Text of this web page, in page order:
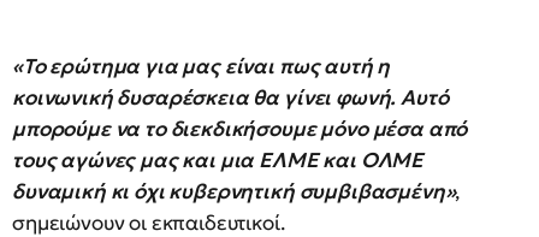
«Το ερώτημα για μας είναι πως αυτή η
κοινωνική δυσαρέσκεια θα γίνει φωνή. Αυτό
μπορούμε να το διεκδικήσουμε μόνο μέσα από
τους αγώνες μας και μια ΕΛΜΕ και ΟΛΜΕ
δυναμική κι όχι κυβερνητική συμβιβασμένη»,
σημειώνουν οι εκπαιδευτικοί.